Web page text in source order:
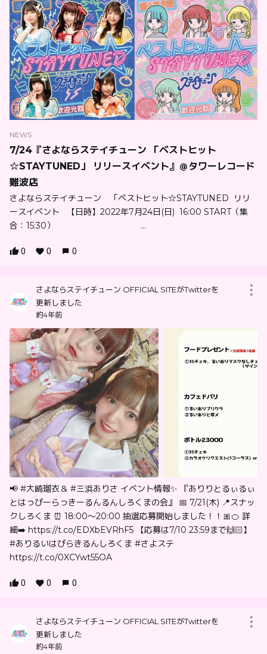
NEWS
7/24『さよならステイチューン 「ベストヒット
☆STAYTUNED」 リリースイベント』＠タワーレコード
難波店
さよならステイチューン 「ベストヒット☆STAYTUNED リリ
ースイベント 【日時】2022年7月24日(日) 16:00 START（集
合：15:30） ...
0 0 0
さよならステイチューン OFFICIAL SITEがTwitterを
更新しました
約4年前
📢 #大崎瑠衣＆ #三浜ありさ イベント情報✨ 『ありりとるぃるぃ
とはっぴーらっきーるんるんしろくまの会』 📅 7/21(木) 📍スナッ
クしろくま ⏰ 18:00〜20:00 抽選応募開始しました！！🎀🍊 詳
細➡️ https://t.co/EDXbEVRhF5 【応募は7/10 23:59まで🙌🏻】
#ありるいはぴらきるんしろくま #さよステ
https://t.co/0XCYwt55OA
0 0 0
さよならステイチューン OFFICIAL SITEがTwitterを
更新しました
約4年前